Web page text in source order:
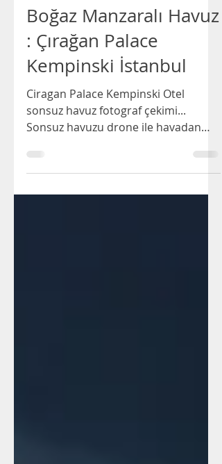
Esin Barutcu
1 dakikada okunur
Boğaz Manzaralı Havuz
: Çırağan Palace
Kempinski İstanbul
Ciragan Palace Kempinski Otel
Sonsuz havuzu drone ile havadan
gün doğumu ve batımında
görüntüledik.